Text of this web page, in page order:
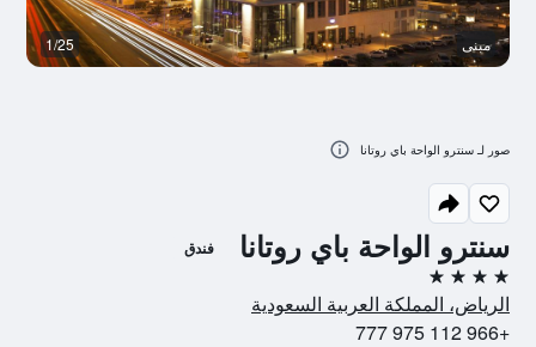
سنترو الواحة باي روتانا فندق
4 نجوم
الرياض، المملكة العربية السعودية
+966 112 975 777
مبنى 1/25
صور لـ سنترو الواحة باي روتانا